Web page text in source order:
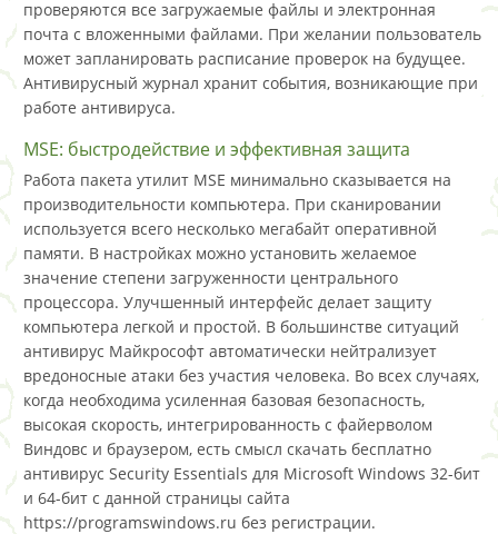
проверяются все загружаемые файлы и электронная
почта с вложенными файлами. При желании пользователь
может запланировать расписание проверок на будущее.
Антивирусный журнал хранит события, возникающие при
работе антивируса.
MSE: быстродействие и эффективная защита
Работа пакета утилит MSE минимально сказывается на
производительности компьютера. При сканировании
используется всего несколько мегабайт оперативной
памяти. В настройках можно установить желаемое
значение степени загруженности центрального
процессора. Улучшенный интерфейс делает защиту
компьютера легкой и простой. В большинстве ситуаций
антивирус Майкрософт автоматически нейтрализует
вредоносные атаки без участия человека. Во всех случаях,
когда необходима усиленная базовая безопасность,
высокая скорость, интегрированность с файерволом
Виндовс и браузером, есть смысл скачать бесплатно
антивирус Security Essentials для Microsoft Windows 32-бит
и 64-бит с данной страницы сайта
https://programswindows.ru без регистрации.